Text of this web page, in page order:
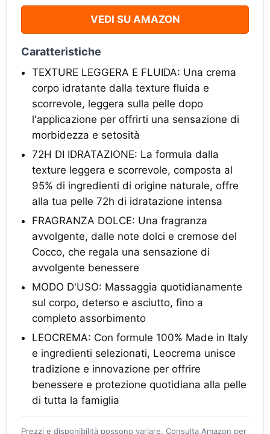
VEDI SU AMAZON
Caratteristiche
TEXTURE LEGGERA E FLUIDA: Una crema
corpo idratante dalla texture fluida e
scorrevole, leggera sulla pelle dopo
l'applicazione per offrirti una sensazione di
morbidezza e setosità
72H DI IDRATAZIONE: La formula dalla
texture leggera e scorrevole, composta al
95% di ingredienti di origine naturale, offre
alla tua pelle 72h di idratazione intensa
FRAGRANZA DOLCE: Una fragranza
avvolgente, dalle note dolci e cremose del
Cocco, che regala una sensazione di
avvolgente benessere
MODO D'USO: Massaggia quotidianamente
sul corpo, deterso e asciutto, fino a
completo assorbimento
LEOCREMA: Con formule 100% Made in Italy
e ingredienti selezionati, Leocrema unisce
tradizione e innovazione per offrire
benessere e protezione quotidiana alla pelle
di tutta la famiglia
Prezzi e disponibilità possono variare. Consulta Amazon per